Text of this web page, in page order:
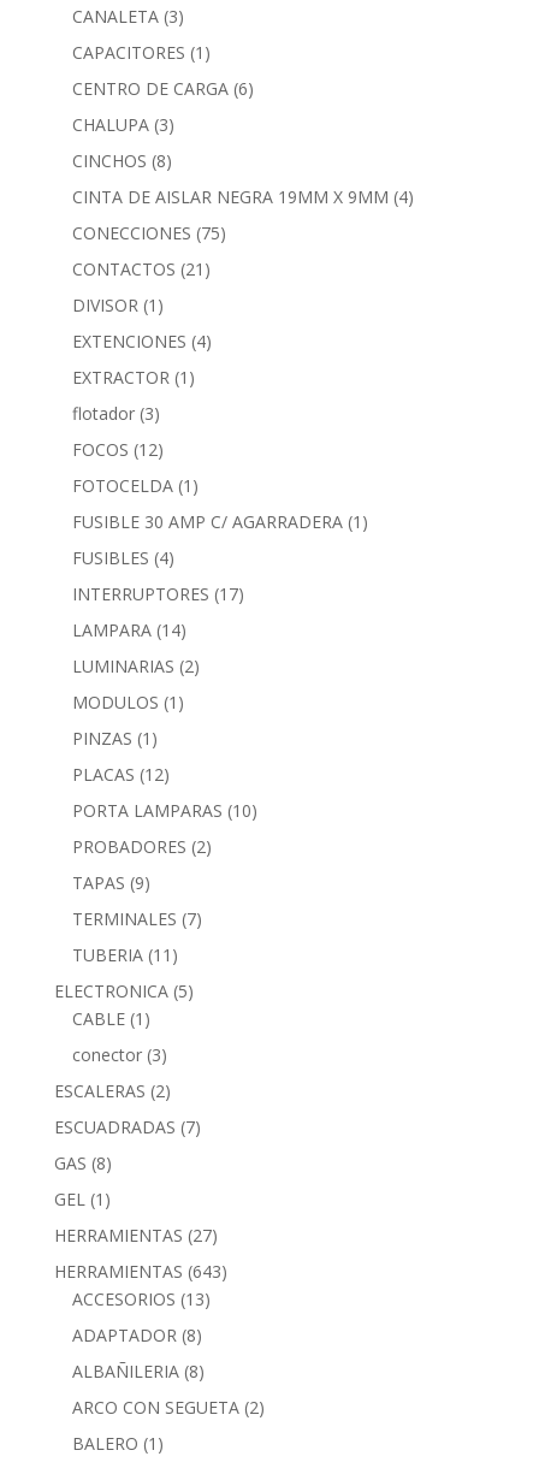
CANALETA (3)
CAPACITORES (1)
CENTRO DE CARGA (6)
CHALUPA (3)
CINCHOS (8)
CINTA DE AISLAR NEGRA 19MM X 9MM (4)
CONECCIONES (75)
CONTACTOS (21)
DIVISOR (1)
EXTENCIONES (4)
EXTRACTOR (1)
flotador (3)
FOCOS (12)
FOTOCELDA (1)
FUSIBLE 30 AMP C/ AGARRADERA (1)
FUSIBLES (4)
INTERRUPTORES (17)
LAMPARA (14)
LUMINARIAS (2)
MODULOS (1)
PINZAS (1)
PLACAS (12)
PORTA LAMPARAS (10)
PROBADORES (2)
TAPAS (9)
TERMINALES (7)
TUBERIA (11)
ELECTRONICA (5)
CABLE (1)
conector (3)
ESCALERAS (2)
ESCUADRADAS (7)
GAS (8)
GEL (1)
HERRAMIENTAS (27)
HERRAMIENTAS (643)
ACCESORIOS (13)
ADAPTADOR (8)
ALBAÑILERIA (8)
ARCO CON SEGUETA (2)
BALERO (1)